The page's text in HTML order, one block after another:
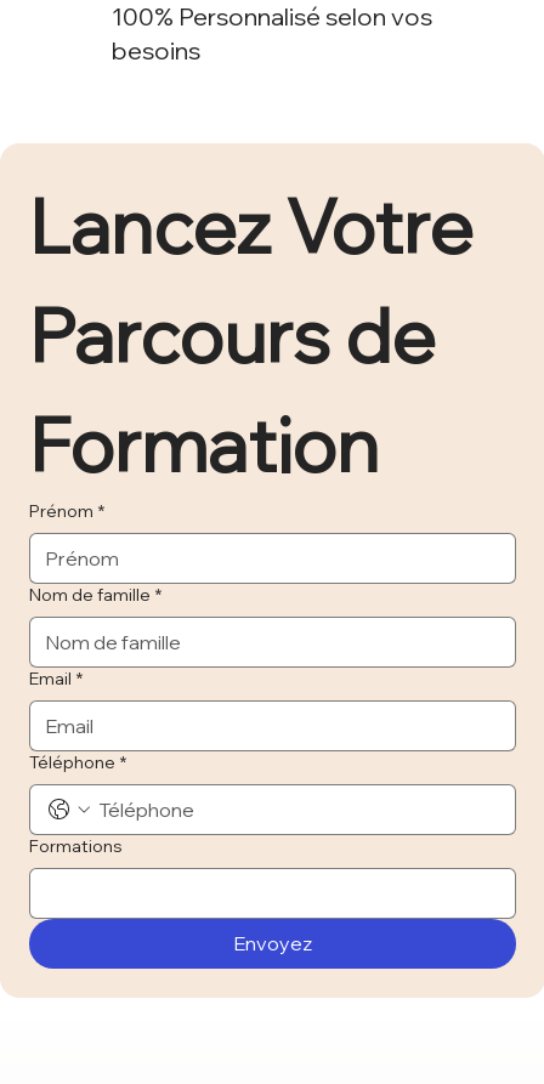
100% Personnalisé selon vos
besoins
Lancez Votre
Parcours de
Prénom *
Nom de famille *
Email *
Téléphone *
Formations
Envoyez